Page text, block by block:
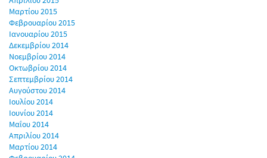
Μαρτίου 2015
Φεβρουαρίου 2015
Ιανουαρίου 2015
Δεκεμβρίου 2014
Νοεμβρίου 2014
Οκτωβρίου 2014
Σεπτεμβρίου 2014
Αυγούστου 2014
Ιουλίου 2014
Ιουνίου 2014
Μαΐου 2014
Απριλίου 2014
Μαρτίου 2014